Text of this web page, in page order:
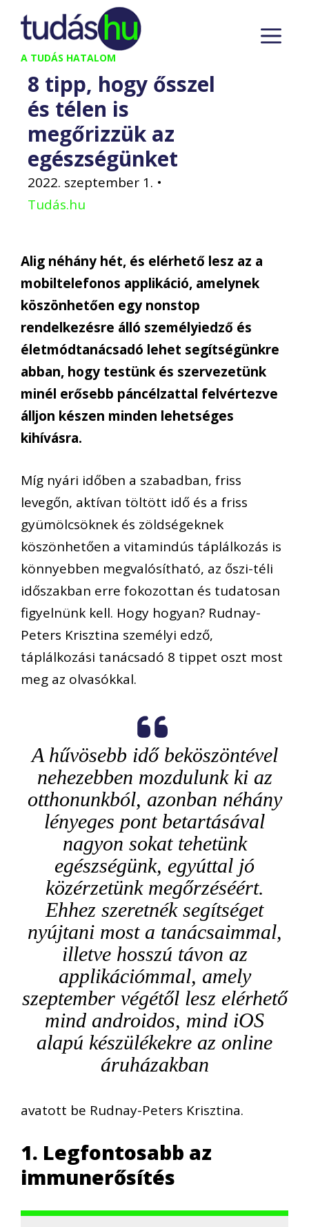
Kilépés
tartalomba
A TUDÁS HATALOM
8 tipp, hogy ősszel
és télen is
megőrizzük az
egészségünket
2022. szeptember 1. •
Tudás.hu
Alig néhány hét, és elérhető lesz az a
mobiltelefonos applikáció, amelynek
köszönhetően egy nonstop
rendelkezésre álló személyiedző és
életmódtanácsadó lehet segítségünkre
abban, hogy testünk és szervezetünk
minél erősebb páncélzattal felvértezve
álljon készen minden lehetséges
kihívásra.
Míg nyári időben a szabadban, friss
levegőn, aktívan töltött idő és a friss
gyümölcsöknek és zöldségeknek
köszönhetően a vitamindús táplálkozás is
könnyebben megvalósítható, az őszi-téli
időszakban erre fokozottan és tudatosan
figyelnünk kell. Hogy hogyan? Rudnay-
Peters Krisztina személyi edző,
táplálkozási tanácsadó 8 tippet oszt most
meg az olvasókkal.
A hűvösebb idő beköszöntével
nehezebben mozdulunk ki az
otthonunkból, azonban néhány
lényeges pont betartásával
nagyon sokat tehetünk
egészségünk, egyúttal jó
közérzetünk megőrzéséért.
Ehhez szeretnék segítséget
nyújtani most a tanácsaimmal,
illetve hosszú távon az
applikációmmal, amely
szeptember végétől lesz elérhető
mind androidos, mind iOS
alapú készülékekre az online
áruházakban
avatott be Rudnay-Peters Krisztina.
1. Legfontosabb az
immunerősítés